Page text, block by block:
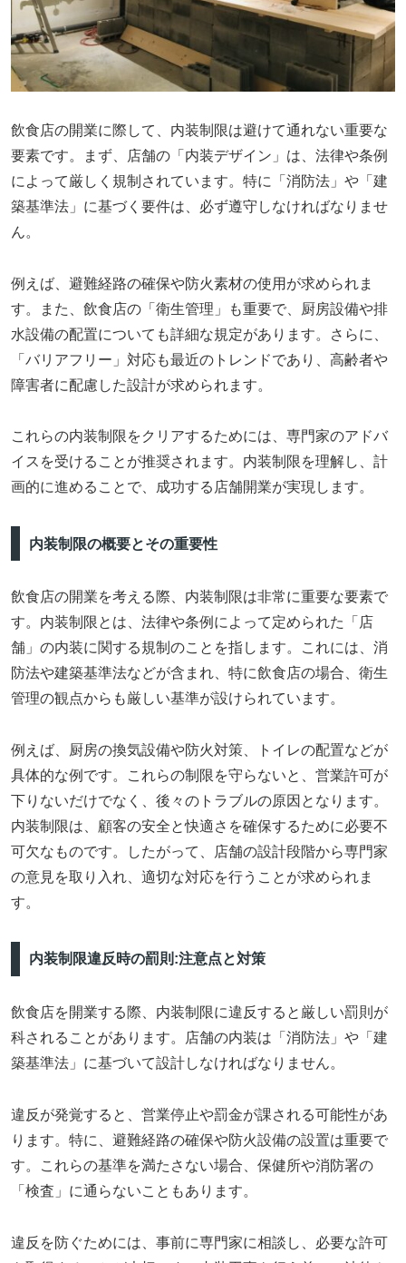
飲食店の開業に際して、内装制限は避けて通れない重要な
要素です。まず、店舗の「内装デザイン」は、法律や条例
によって厳しく規制されています。特に「消防法」や「建
築基準法」に基づく要件は、必ず遵守しなければなりませ
ん。
例えば、避難経路の確保や防火素材の使用が求められま
す。また、飲食店の「衛生管理」も重要で、厨房設備や排
水設備の配置についても詳細な規定があります。さらに、
「バリアフリー」対応も最近のトレンドであり、高齢者や
障害者に配慮した設計が求められます。
これらの内装制限をクリアするためには、専門家のアドバ
イスを受けることが推奨されます。内装制限を理解し、計
画的に進めることで、成功する店舗開業が実現します。
内装制限の概要とその重要性
飲食店の開業を考える際、内装制限は非常に重要な要素で
す。内装制限とは、法律や条例によって定められた「店
舗」の内装に関する規制のことを指します。これには、消
防法や建築基準法などが含まれ、特に飲食店の場合、衛生
管理の観点からも厳しい基準が設けられています。
例えば、厨房の換気設備や防火対策、トイレの配置などが
具体的な例です。これらの制限を守らないと、営業許可が
下りないだけでなく、後々のトラブルの原因となります。
内装制限は、顧客の安全と快適さを確保するために必要不
可欠なものです。したがって、店舗の設計段階から専門家
の意見を取り入れ、適切な対応を行うことが求められま
す。
内装制限違反時の罰則:注意点と対策
飲食店を開業する際、内装制限に違反すると厳しい罰則が
科されることがあります。店舗の内装は「消防法」や「建
築基準法」に基づいて設計しなければなりません。
違反が発覚すると、営業停止や罰金が課される可能性があ
ります。特に、避難経路の確保や防火設備の設置は重要で
す。これらの基準を満たさない場合、保健所や消防署の
「検査」に通らないこともあります。
違反を防ぐためには、事前に専門家に相談し、必要な許可